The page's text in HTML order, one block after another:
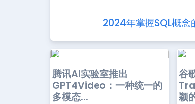
2024年掌握SQL概念
腾讯AI实验室推出
GPT4Video：一种统一的
多模态...
谷
颖